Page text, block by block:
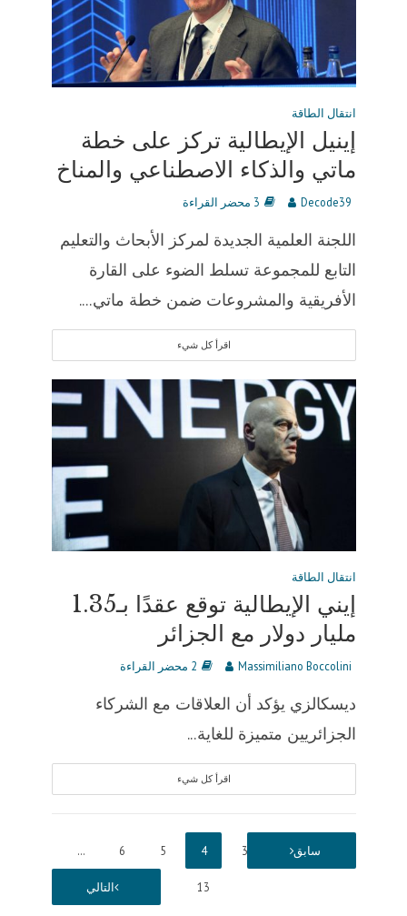
انتقال الطاقة
إينيل الإيطالية تركز على خطة
ماتي والذكاء الاصطناعي والمناخ
Decode39 3 محضر القراءة
اللجنة العلمية الجديدة لمركز الأبحاث والتعليم
التابع للمجموعة تسلط الضوء على القارة
الأفريقية والمشروعات ضمن خطة ماتي....
اقرأ كل شيء
انتقال الطاقة
إيني الإيطالية توقع عقدًا بـ1.35
مليار دولار مع الجزائر
Massimiliano Boccolini 2 محضر القراءة
ديسكالزي يؤكد أن العلاقات مع الشركاء
الجزائريين متميزة للغاية...
اقرأ كل شيء
سابق 3
4
5
6
…
13 التالي